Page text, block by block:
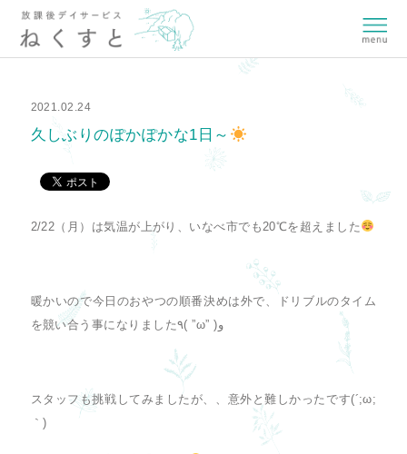
2021.02.24
久しぶりのぽかぽかな1日～
2/22（月）は気温が上がり、いなべ市でも20℃を超えました
暖かいので今日のおやつの順番決めは外で、ドリブルのタイム
を競い合う事になりました٩( ”ω” )و
スタッフも挑戦してみましたが、、意外と難しかったです(´;ω;
｀)